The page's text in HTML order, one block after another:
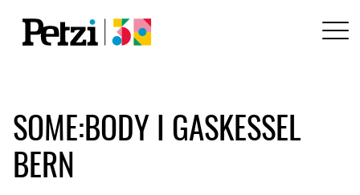
SOME:BODY I GASKESSEL
BERN